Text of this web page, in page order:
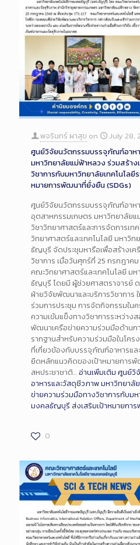
พจรินทร์ ผาสุข on
July 28,
ศูนย์วิจัยนวัตกรรมบรรจุภัณฑ์อาห
มหาวิทยาลัยแม่ฟ้าหลวง ร่วมสร้าง
วิชาการกับมหาวิทยาลัยเทคโนโล
หมายการพัฒนาที่ยั่งยืน (SDGs)
ศูนย์วิจัยนวัตกรรมบรรจุภัณฑ์อาห
อุตสาหกรรมเกษตร มหาวิทยาลัย
วิชาวิทยาศาสตร์และการจัดการเท
วิทยาศาสตร์และเทคโนโลยี มหาวิ
ธัญบุรี จัดประชุมหารือเพื่อสร้างเค
วิชาการ เมื่อวันศุกร์ที่ 25 กรกฎาค
คณะวิทยาศาสตร์และเทคโนโลยี ม
ธัญบุรี โดยมี ผู้ช่วยศาสตราจารย์
ฝ่ายวิจัยพัฒนาและบริการวิชาการ
ร่วมการประชุม การจัดกิจกรรมใน
ความเข้มแข็งทางวิชาการระหว่าง
พัฒนาเครือข่ายความร่วมมือด้านก
รากฐานสำหรับความร่วมมือในโค
ที่เกี่ยวข้องกับบรรจุภัณฑ์อาหารแล
ยึดหลักแนวคิดของเป้าหมายการ
สหประชาชาติ…อ่านเพิ่มเติม ศูนย์วิ
อาหารและวัสดุชีวภาพ มหาวิทยาลั
ข่ายความร่วมมือทางวิชาการกับมห
มงคลธัญบุรี ส่งเสริมเป้าหมายกา
0